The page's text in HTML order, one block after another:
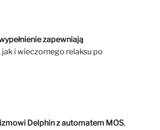
zapewniają
i wieczornego relaksu po
Delphin z automatem MOS,